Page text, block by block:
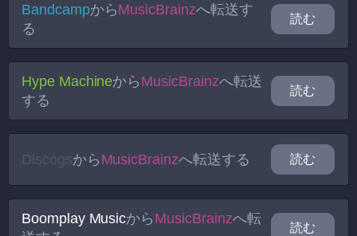
BandcampからMusicBrainzへ転送す
る
読む
Hype Machineから MusicBrainzへ転送
する
読む
Discogsから MusicBrainzへ転送する 読む
Boomplay Musicから MusicBrainzへ転
読む